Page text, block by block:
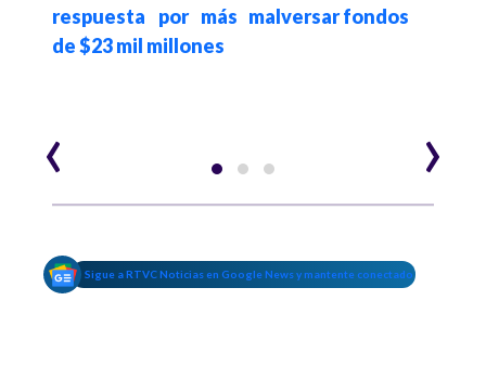
respuesta por más
de $23 mil millones
malversar fondos
‹ ›
Sigue a RTVC Noticias en Google News y mantente conectado